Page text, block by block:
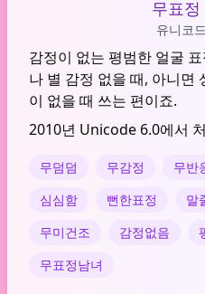
무표정
유니코
감정이 없는 평범한 얼굴
나 별 감정 없을 때, 아니면
이 없을 때 쓰는 편이죠.
2010년 Unicode 6.0에서
무덤덤 무감정 무반
심심함
뻔한표정 말
무미건조
감정없음
무표정남녀